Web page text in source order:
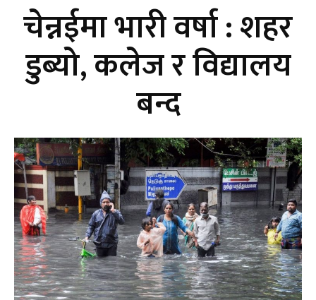
चेन्नईमा भारी वर्षा : शहर
डुब्यो, कलेज र विद्यालय
बन्द